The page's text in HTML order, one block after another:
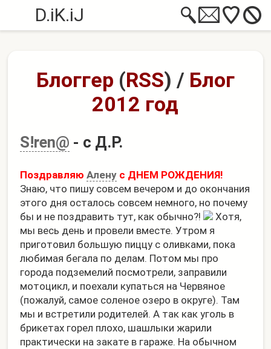
D.iK.iJ
Блоггер (RSS) / Блог
2012 год
S!ren@ - с Д.Р.
ПоздравляюАлену с ДНЕМ РОЖДЕНИЯ!
Знаю, что пишу совсем вечером и до окончания
этого дня осталось совсем немного, но почему
бы и не поздравить тут, как обычно?!
Хотя,
мы весь день и провели вместе. Утром я
приготовил большую пиццу с оливками, пока
любимая бегала по делам. Потом мы про
города подземелий посмотрели, заправили
мотоцикл, и поехали купаться на Червяное
(пожалуй, самое соленое озеро в округе). Там
мы и встретили родителей. А так как уголь в
брикетах горел плохо, шашлыки жарили
практически на закате в гараже. На обычном